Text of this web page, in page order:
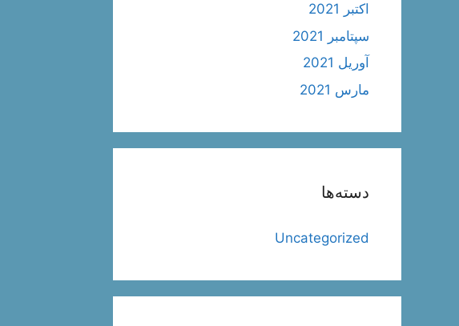
اکتبر 2021
سپتامبر 2021
آوریل 2021
مارس 2021
دسته‌ها
Uncategorized